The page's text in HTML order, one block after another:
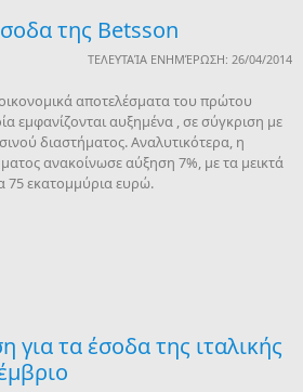
της Betsson
ΤΕΛΕΥΤΑΊΑ ΕΝΗΜΈΡΩΣΗ: 26/04/2014
αποτελέσματα του πρώτου
εμφανίζονται αυξημένα , σε σύγκριση με
διαστήματος. Αναλυτικότερα, η
ανακοίνωσε αύξηση 7%, με τα μεικτά
75 εκατομμύρια ευρώ.
για τα έσοδα της ιταλικής